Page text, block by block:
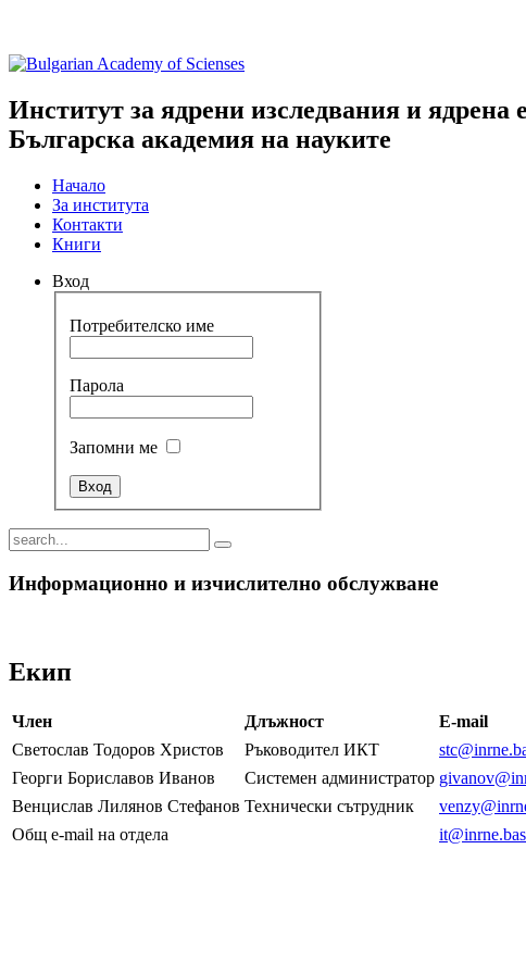
Институт за ядрени изследвания и ядрена
Българска академия на науките
Начало
За института
Контакти
Книги
Вход
Потребителско име
Парола
Запомни ме
Информационно и изчислително обслужване
Екип
Член Длъжност E-mail
Светослав Тодоров Христов
Ръководител ИКТ
Георги Бориславов Иванов
Системен администратор
Венцислав Лилянов Стефанов Технически сътрудник
Общ e-mail на отдела